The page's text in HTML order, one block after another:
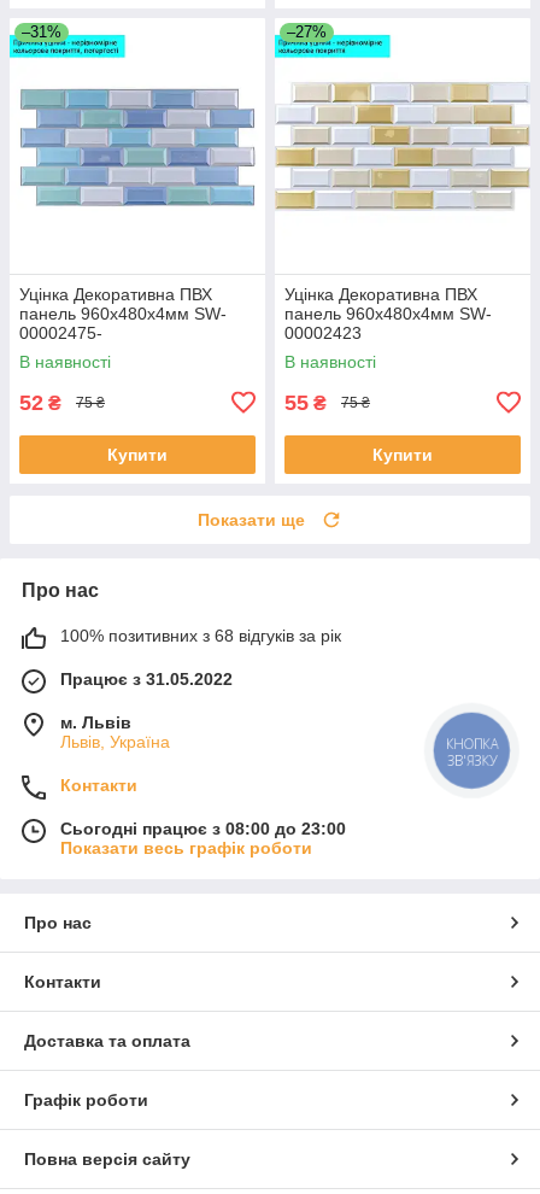
–31%
Уцінка Декоративна ПВХ
панель 960х480х4мм SW-
00002475-
В наявності
52 ₴ 75 ₴
Купити
–27%
Уцінка Декоративна ПВХ
панель 960х480х4мм SW-
00002423
В наявності
55 ₴ 75 ₴
Купити
Показати ще
Про нас
100% позитивних з 68 відгуків за рік
Працює з 31.05.2022
м. Львів
Львів, Україна
Контакти
Сьогодні працює з 08:00 до 23:00
Показати весь графік роботи
Про нас
Контакти
Доставка та оплата
Графік роботи
Повна версія сайту
КНОПКА
ЗВ'ЯЗКУ